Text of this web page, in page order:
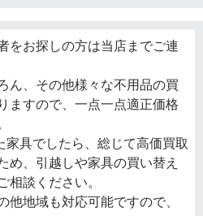
をお探しの方は当店までご連
ん、その他様々な不用品の買
ますので、一点一点適正価格
具でしたら、総じて高価買取
め、引越しや家具の買い替え
談ください。
地域も対応可能ですので、